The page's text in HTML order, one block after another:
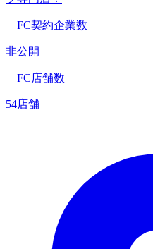
FC契約企業数
非公開
FC店舗数
54店舗